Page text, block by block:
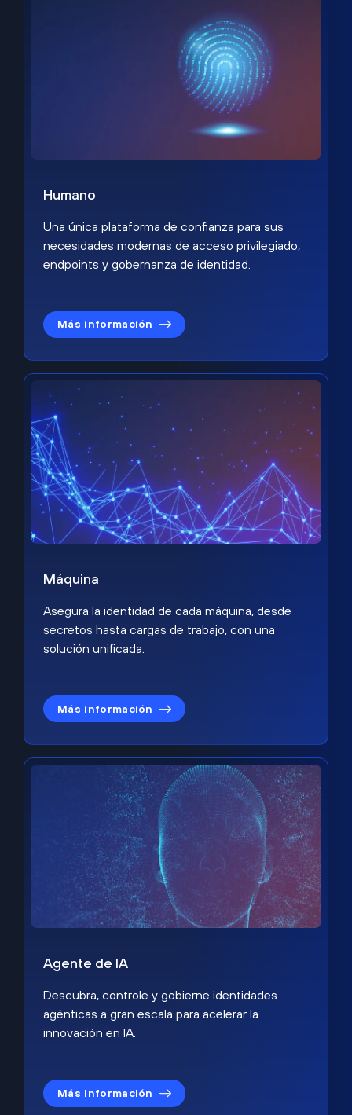
Humano
Una única plataforma de confianza para sus
necesidades modernas de acceso privilegiado,
endpoints y gobernanza de identidad.
Más información
Máquina
Asegura la identidad de cada máquina, desde
secretos hasta cargas de trabajo, con una
solución unificada.
Más información
Agente de IA
Descubra, controle y gobierne identidades
agénticas a gran escala para acelerar la
innovación en IA.
Más información